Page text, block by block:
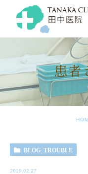
患者
BLOG_TROUBLE
2019.02.27